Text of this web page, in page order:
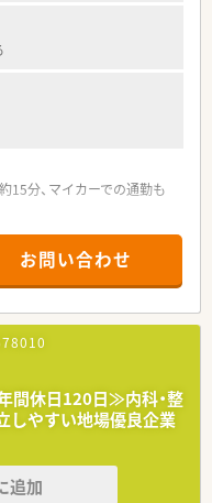
のペースでキャリアを継続
いを感じ、積極的に知識や
。
解し、円滑な人間関係を築
分、マイカーでの通勤も
時4～5名体制で協力しな
域医療に貢献する調剤薬局
医療機関との強固な連携のも
。
おり、有給消化率9割以上と
お問い合わせ
間休日120日≫内科・整
しやすい地場優良企業
追加